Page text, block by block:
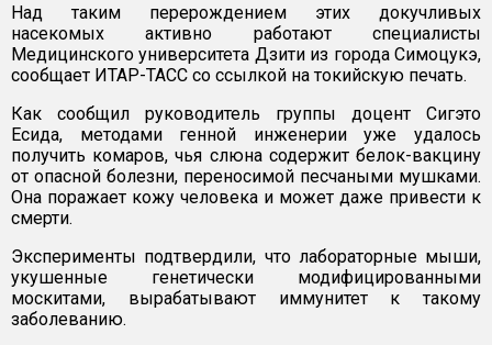
Над таким перерождением этих докучливых
насекомых активно работают специалисты
Медицинского университета Дзити из города Симоцукэ,
сообщает ИТАР-ТАСС со ссылкой на токийскую печать.
Как сообщил руководитель группы доцент Сигэто
Есида, методами генной инженерии уже удалось
получить комаров, чья слюна содержит белок-вакцину
от опасной болезни, переносимой песчаными мушками.
Она поражает кожу человека и может даже привести к
смерти.
Эксперименты подтвердили, что лабораторные мыши,
укушенные генетически модифицированными
москитами, вырабатывают иммунитет к такому
заболеванию.